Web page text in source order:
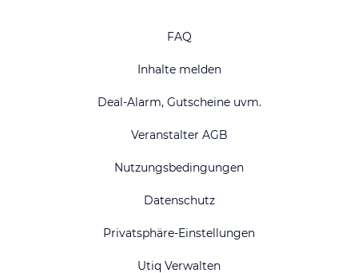
FAQ
Inhalte melden
Deal-Alarm, Gutscheine uvm.
Veranstalter AGB
Nutzungsbedingungen
Datenschutz
Privatsphäre-Einstellungen
Utiq Verwalten